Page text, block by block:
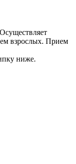
взрослых. Прием
ниже.